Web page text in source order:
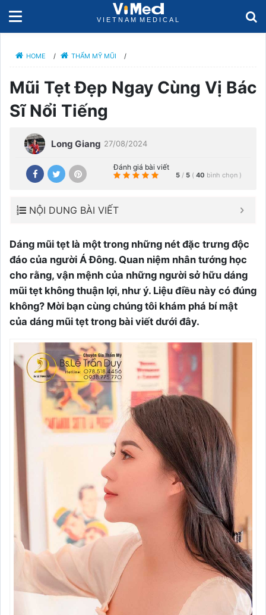
HOME / THẨM MỸ MŨI /
Mũi Tẹt Đẹp Ngay Cùng Vị Bác
Sĩ Nổi Tiếng
Long Giang 27/08/2024
Đánh giá bài viết
5 / 5 ( 40 bình chọn )
NỘI DUNG BÀI VIẾT
Dáng mũi tẹt là một trong những nét đặc trưng độc
đáo của người Á Đông. Quan niệm nhân tướng học
cho rằng, vận mệnh của những người sở hữu dáng
mũi tẹt không thuận lợi, như ý. Liệu điều này có đúng
không? Mời bạn cùng chúng tôi khám phá bí mật
của dáng mũi tẹt trong bài viết dưới đây.